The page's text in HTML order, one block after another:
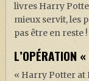
DOSSIERS
JEUX
livres Harry
mieux servit, les
pas être en reste !
L’OPÉRATION
« Harry Potter at